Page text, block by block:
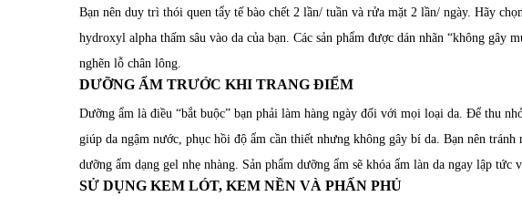
Bạn nên duy trì thói quen tẩy tế bào chết 2 lần/ tuần và rửa mặt 2 lần/ ngày. Hãy
hydroxyl alpha thấm sâu vào da của bạn. Các sản phẩm được dán nhãn “không gây
nghẽn lỗ chân lông.
DƯỠNG ẨM TRƯỚC KHI TRANG ĐIỂM
Dưỡng ẩm là điều “bắt buộc” bạn phải làm hàng ngày đối với mọi loại da. Để thu
giúp da ngậm nước, phục hồi độ ẩm cần thiết nhưng không gây bí da. Bạn nên tránh
dưỡng ẩm dạng gel nhẹ nhàng. Sản phẩm dưỡng ẩm sẽ khóa ẩm làn da ngay lập tức
SỬ DỤNG KEM LÓT, KEM NỀN VÀ PHẤN PHỦ